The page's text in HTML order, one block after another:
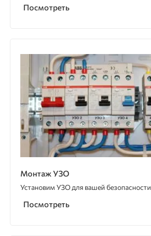
Посмотреть
Монтаж УЗО
Установим УЗО для вашей безопасности
Посмотреть